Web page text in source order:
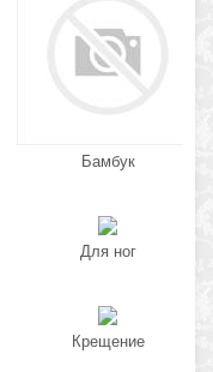
Бамбук
Для ног
Крещение